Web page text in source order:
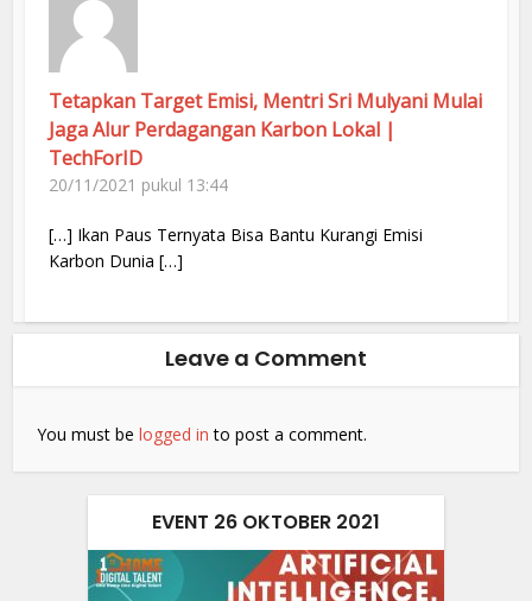
Tetapkan Target Emisi, Mentri Sri Mulyani Mulai
Jaga Alur Perdagangan Karbon Lokal |
TechForID
20/11/2021 pukul 13:44
[…] Ikan Paus Ternyata Bisa Bantu Kurangi Emisi
Karbon Dunia […]
Leave a Comment
You must belogged in to post a comment.
EVENT 26 OKTOBER 2021